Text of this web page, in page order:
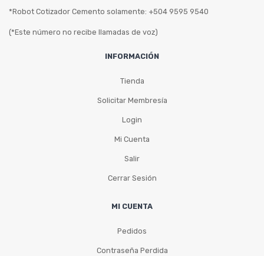
*Robot Cotizador Cemento solamente: +504 9595 9540
(*Este número no recibe llamadas de voz)
INFORMACIÓN
Tienda
Solicitar Membresía
Login
Mi Cuenta
Salir
Cerrar Sesión
MI CUENTA
Pedidos
Contraseña Perdida